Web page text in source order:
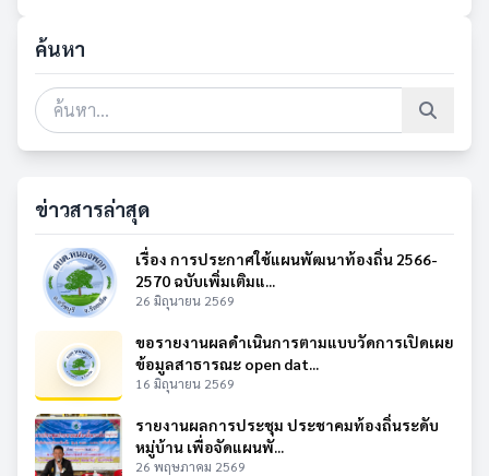
ค้นหา
ข่าวสารล่าสุด
เรื่อง การประกาศใช้แผนพัฒนาท้องถิ่น 2566-
2570 ฉบับเพิ่มเติมแ...
26 มิถุนายน 2569
ขอรายงานผลดำเนินการตามแบบวัดการเปิดเผย
ข้อมูลสาธารณะ open dat...
16 มิถุนายน 2569
รายงานผลการประชุม ประชาคมท้องถิ่นระดับ
หมู่บ้าน เพื่อจัดแผนพั...
26 พฤษภาคม 2569